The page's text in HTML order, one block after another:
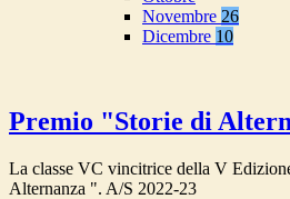
Novembre 26
Dicembre 10
Premio "Storie di
La classe VC vincitrice della V
Alternanza ". A/S 2022-23